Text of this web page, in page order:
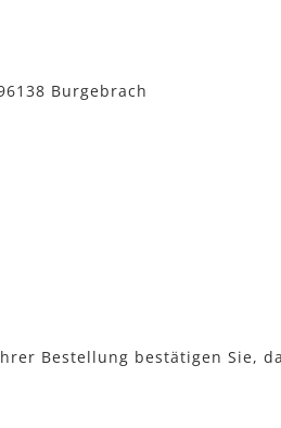
Burgebrach
Bestellung bestätigen Sie,